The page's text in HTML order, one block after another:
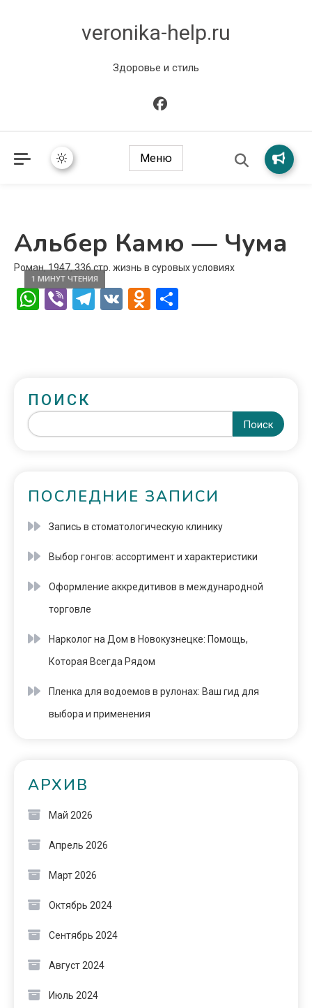
veronika-help.ru
Здоровье и стиль
Меню
Альбер Камю — Чума
1 МИНУТ ЧТЕНИЯ
Роман, 1947, 336 стр. жизнь в суровых условиях
WhatsApp
ViberTelegram
VK Odnoklassniki
ПОИСК
Поиск
ПОСЛЕДНИЕ ЗАПИСИ
Запись в стоматологическую клинику
Выбор гонгов: ассортимент и характеристики
Оформление аккредитивов в международной
торговле
Нарколог на Дом в Новокузнецке: Помощь,
Которая Всегда Рядом
Пленка для водоемов в рулонах: Ваш гид для
выбора и применения
АРХИВ
Май 2026
Апрель 2026
Март 2026
Октябрь 2024
Сентябрь 2024
Август 2024
Июль 2024